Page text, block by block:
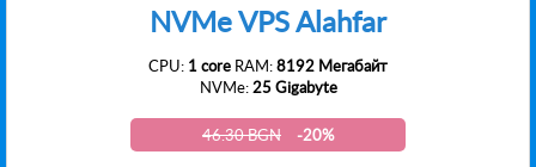
NVMe VPS Alahfar
CPU: 1 core RAM:8192 Мегабайт
NVMe:25 Gigabyte
46.30 BGN -20%